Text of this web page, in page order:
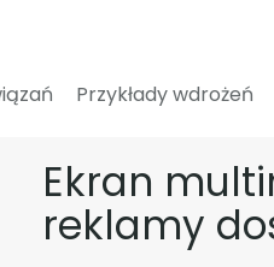
Przykłady wdrożeń
Ekran
reklamy